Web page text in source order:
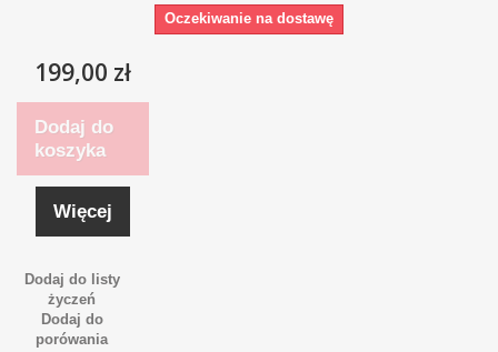
Oczekiwanie na dostawę
199,00 zł
Dodaj do
koszyka
Więcej
Dodaj do listy
życzeń
Dodaj do
porówania